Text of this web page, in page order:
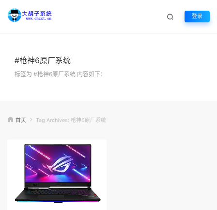
登录
#枪神6原厂系统
标签为 #枪神6原厂系统 内容如下：
首页 Tag Archives: 枪神6原厂系统